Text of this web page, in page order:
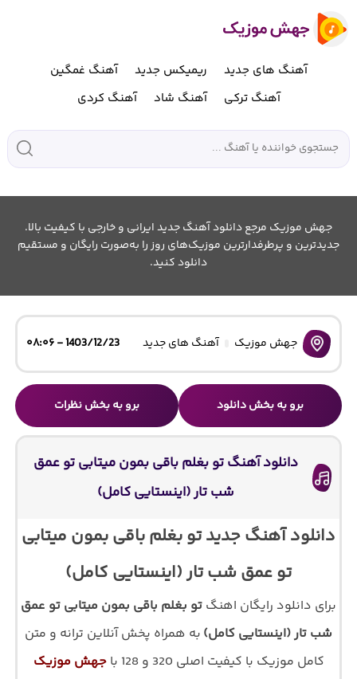
آهنگ های جدید ریمیکس جدید
آهنگ غمگین
آهنگ ترکی
آهنگ شاد آهنگ کردی
جهش موزیک مرجع دانلود آهنگ جدید ایرانی و خارجی با کیفیت بالا.
جدیدترین و پرطرفدارترین موزیک‌های روز را به‌صورت رایگان و مستقیم
دانلود کنید.
جهش موزیک آهنگ های جدید 1403/12/23 - ۰۸:۰۶
برو به بخش دانلود برو به بخش نظرات
دانلود آهنگ تو بغلم باقی بمون میتابی تو عمق
شب تار (اینستایی کامل)
دانلود آهنگ جدید تو بغلم باقی بمون میتابی
تو عمق شب تار (اینستایی کامل)
برای دانلود رایگان اهنگ تو بغلم باقی بمون میتابی تو عمق
شب تار (اینستایی کامل) به همراه پخش آنلاین ترانه و متن
کامل موزیک با کیفیت اصلی 320 و 128 با
جهش موزیک